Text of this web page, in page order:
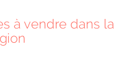
à vendre dans la